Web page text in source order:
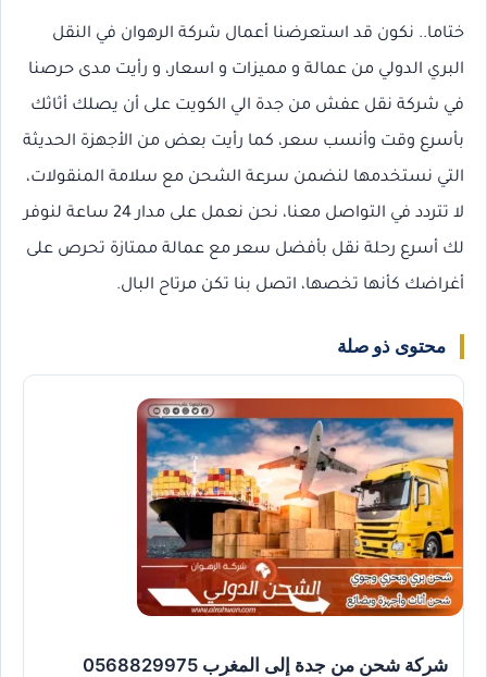
ختاما.. نكون قد استعرضنا أعمال شركة الرهوان في النقل
البري الدولي من عمالة و مميزات و اسعار، و رأيت مدى حرصنا
في شركة نقل عفش من جدة الي الكويت على أن يصلك أثاثك
بأسرع وقت وأنسب سعر، كما رأيت بعض من الأجهزة الحديثة
التي نستخدمها لنضمن سرعة الشحن مع سلامة المنقولات،
لا تتردد في التواصل معنا، نحن نعمل على مدار 24 ساعة لنوفر
لك أسرع رحلة نقل بأفضل سعر مع عمالة ممتازة تحرص على
أغراضك كأنها تخصها، اتصل بنا تكن مرتاح البال.
محتوى ذو صلة
شركة شحن من جدة إلى المغرب 0568829975